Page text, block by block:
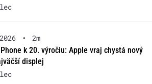
•
2m
k 20. výročiu: Apple vraj chystá nový
displej